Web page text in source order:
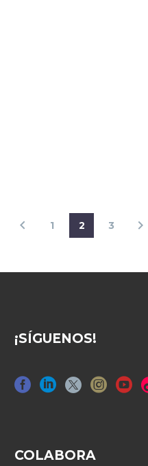
1 2 3
¡SÍGUENOS!
COLABORA